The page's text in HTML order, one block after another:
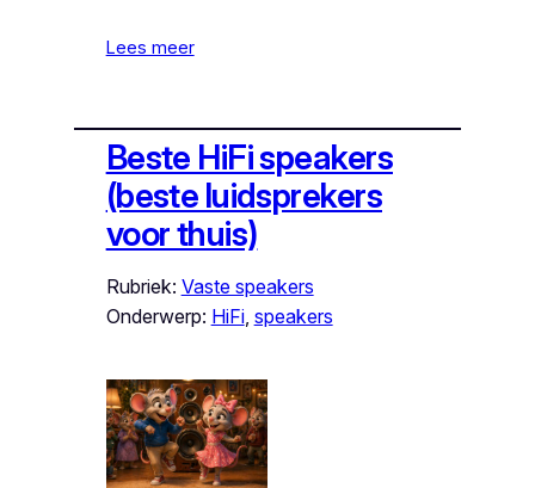
Lees meer
Beste HiFi speakers
(beste luidsprekers
voor thuis)
Rubriek: Vaste speakers
Onderwerp: HiFi, speakers